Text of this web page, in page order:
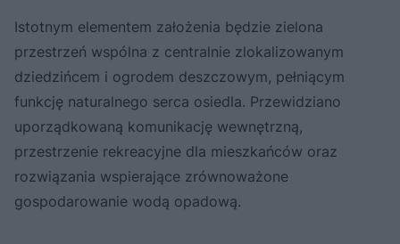
Istotnym elementem założenia będzie zielona
przestrzeń wspólna z centralnie zlokalizowanym
dziedzińcem i ogrodem deszczowym, pełniącym
funkcję naturalnego serca osiedla. Przewidziano
uporządkowaną komunikację wewnętrzną,
przestrzenie rekreacyjne dla mieszkańców oraz
rozwiązania wspierające zrównoważone
gospodarowanie wodą opadową.